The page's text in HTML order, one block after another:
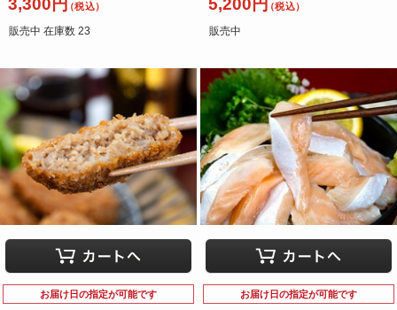
3,300円（税込）
販売中 在庫数 23
5,200円（税込）
販売中
お届け日の指定が可能です お届け日の指定が可能です